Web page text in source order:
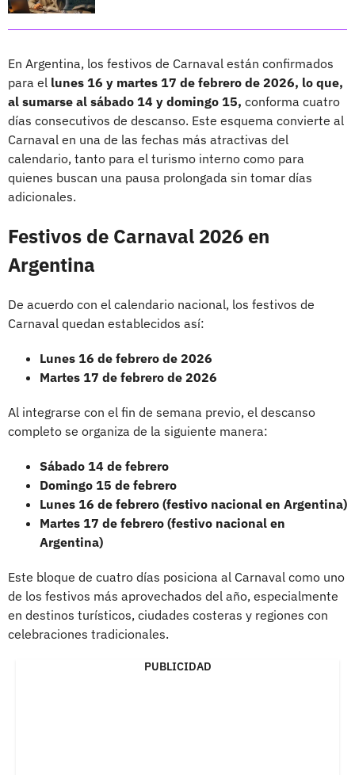
En Argentina, los festivos de Carnaval están confirmados
para el lunes 16 y martes 17 de febrero de 2026, lo que,
al sumarse al sábado 14 y domingo 15, conforma cuatro
días consecutivos de descanso. Este esquema convierte al
Carnaval en una de las fechas más atractivas del
calendario, tanto para el turismo interno como para
quienes buscan una pausa prolongada sin tomar días
adicionales.
Festivos de Carnaval 2026 en
Argentina
De acuerdo con el calendario nacional, los festivos de
Carnaval quedan establecidos así:
Lunes 16 de febrero de 2026
Martes 17 de febrero de 2026
Al integrarse con el fin de semana previo, el descanso
completo se organiza de la siguiente manera:
Sábado 14 de febrero
Domingo 15 de febrero
Lunes 16 de febrero (festivo nacional en Argentina)
Martes 17 de febrero (festivo nacional en
Argentina)
Este bloque de cuatro días posiciona al Carnaval como uno
de los festivos más aprovechados del año, especialmente
en destinos turísticos, ciudades costeras y regiones con
celebraciones tradicionales.
PUBLICIDAD